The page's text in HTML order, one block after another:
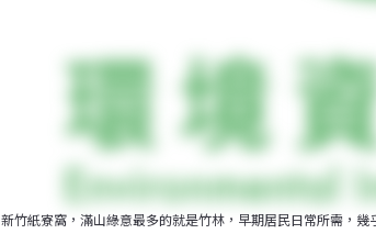
新竹紙寮窩，滿山綠意最多的就是竹林，早期居民日常所需，幾